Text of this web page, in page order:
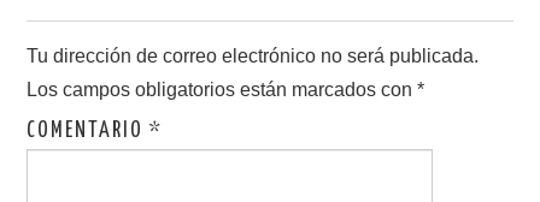
Tu dirección de correo electrónico no será publicada.
Los campos obligatorios están marcados con*
COMENTARIO*